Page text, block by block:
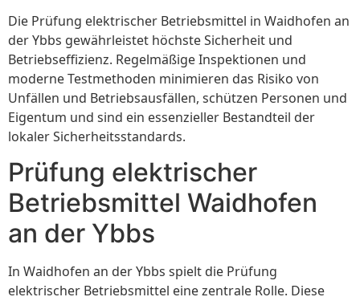
Die Prüfung elektrischer Betriebsmittel in Waidhofen an
der Ybbs gewährleistet höchste Sicherheit und
Betriebseffizienz. Regelmäßige Inspektionen und
moderne Testmethoden minimieren das Risiko von
Unfällen und Betriebsausfällen, schützen Personen und
Eigentum und sind ein essenzieller Bestandteil der
lokaler Sicherheitsstandards.
Prüfung elektrischer
Betriebsmittel Waidhofen
an der Ybbs
In Waidhofen an der Ybbs spielt die Prüfung
elektrischer Betriebsmittel eine zentrale Rolle. Diese